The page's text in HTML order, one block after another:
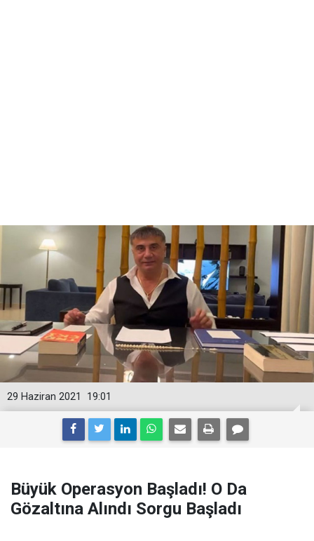
19:01
29 Haziran 2021
Büyük Operasyon Başladı! O Da
Gözaltına Alındı Sorgu Başladı